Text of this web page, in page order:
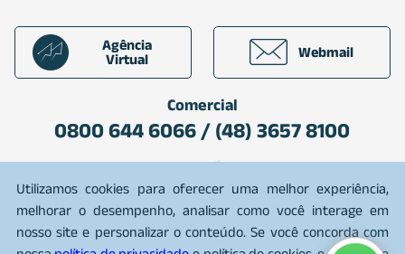
Utilizamos cookies para oferecer uma melhor experiência,
melhorar o desempenho, analisar como você interage em
nosso site e personalizar o conteúdo. Se você concorda com
Agência
Virtual
Webmail
Comercial
0800 644 6066 / (48) 3657 8100
Plantão
0800 642 7080